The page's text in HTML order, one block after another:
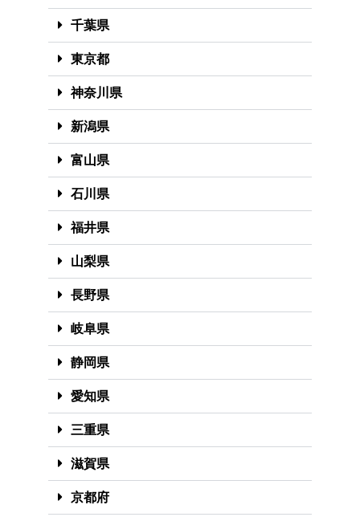
千葉県
東京都
神奈川県
新潟県
富山県
石川県
福井県
山梨県
長野県
岐阜県
静岡県
愛知県
三重県
滋賀県
京都府